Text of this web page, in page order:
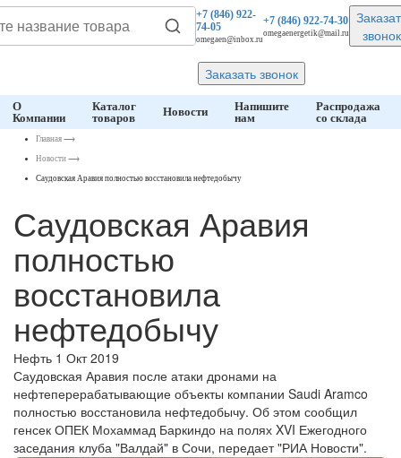
+7 (846)922-
74-05
omegaen@inbox.ru
+7 (846)922-74-30
omegaenergetik@mail.ru
звонок
Заказать звонок
О
Компании
Каталог
товаров
Новости
Напишите
нам
Распродажа
со склада
Главная ⟶
Новости ⟶
Саудовская Аравия полностью восстановила нефтедобычу
Саудовская Аравия
полностью
восстановила
нефтедобычу
Нефть 1 Окт 2019
Саудовская Аравия после атаки дронами на
нефтеперерабатывающие объекты компании Saudi Aramco
полностью восстановила нефтедобычу. Об этом сообщил
генсек ОПЕК Мохаммад Баркиндо на полях XVI Ежегодного
заседания клуба "Валдай" в Сочи, передает "РИА Новости".